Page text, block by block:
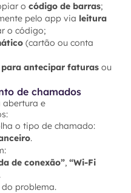
ocódigo de barras;
pelo app via leitura
o código;
(cartão ou conta
para antecipar faturas ou
de chamados
abertura e
o tipo de chamado:
.
de conexão”,“Wi-Fi
problema.